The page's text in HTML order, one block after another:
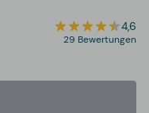
4,6
29 Bewertungen